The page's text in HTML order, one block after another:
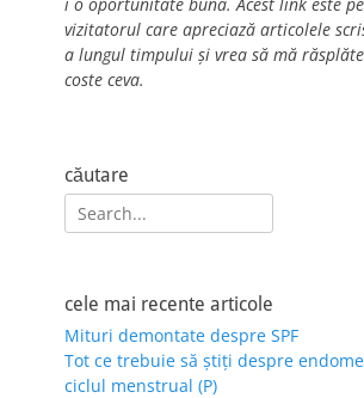
vizitatorul care apreciază articolele
a lungul timpului și vrea să mă
coste ceva.
căutare
Search
for:
cele mai recente articole
Mituri demontate despre SPF
Tot ce trebuie să știți despre
ciclul menstrual (P)